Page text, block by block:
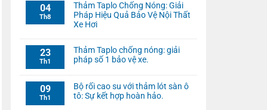
04
Th8
Thảm Taplo Chống Nóng: Giải
Pháp Hiệu Quả Bảo Vệ Nội Thất
Xe Hơi
23
Th1
Thảm Taplo chống nóng: giải
pháp số 1 bảo vệ xe.
09
Th1
Bộ rối cao su với thảm lót sàn ô
tô: Sự kết hợp hoàn hảo.